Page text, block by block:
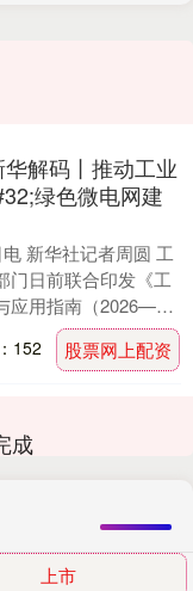
解码丨推动工业
绿色微电网建
新华社记者周圆 工
门日前联合印发《工
应用指南（2026—
业企业和园区从能
152 股票网上配资
成
上市